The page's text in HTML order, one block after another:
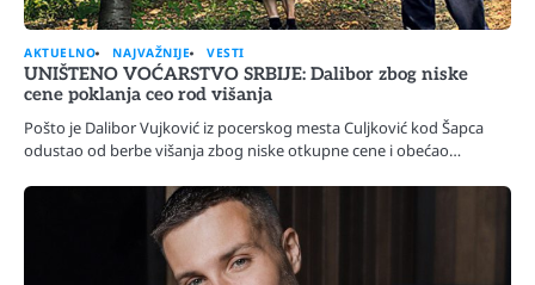
AKTUELNO NAJVAŽNIJE VESTI
UNIŠTENO VOĆARSTVO SRBIJE: Dalibor zbog niske
cene poklanja ceo rod višanja
Pošto je Dalibor Vujković iz pocerskog mesta Culjković kod Šapca
odustao od berbe višanja zbog niske otkupne cene i obećao…